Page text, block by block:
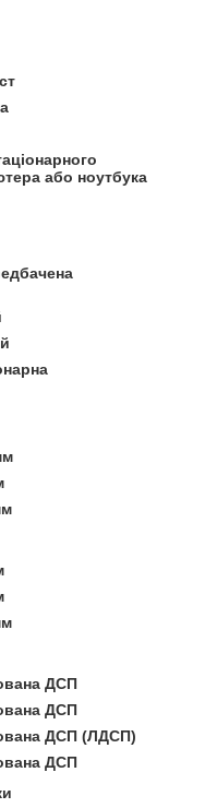
або ноутбука
ДСП
ДСП
ДСП (ЛДСП)
ДСП